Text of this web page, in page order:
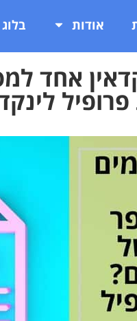
אודות בלוג
אחד
פרופיל